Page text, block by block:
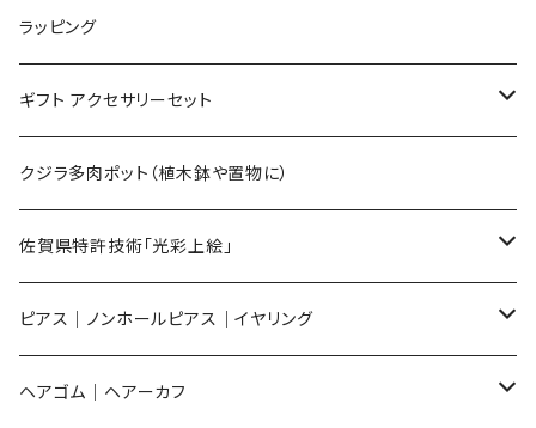
Lサイズ
Mサイズ
Sサイズ
ラッピング
ギフト アクセサリーセット
flower
メンズ ギフトセット
クジラ多肉ポット（植木鉢や置物に）
佐賀県特許技術「光彩上絵」
ピアス
イヤリング
ピアス｜ノンホールピアス｜イヤリング
ピアス
ヘアゴム｜ヘアーカフ